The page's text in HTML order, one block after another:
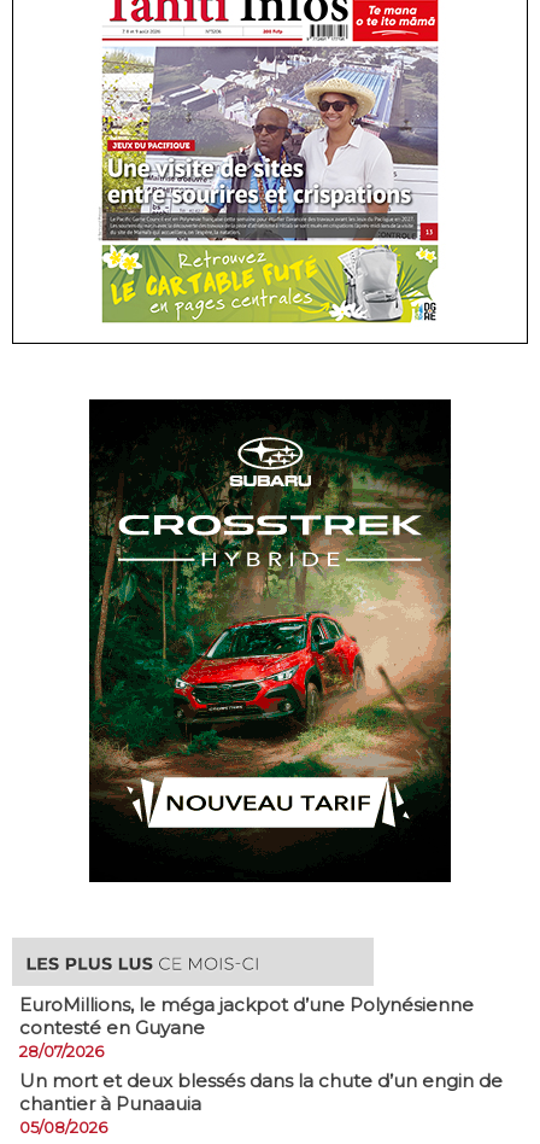
EuroMillions, ​le méga jackpot d’une Polynésienne
contesté en Guyane
28/07/2026
​Un mort et deux blessés dans la chute d’un engin de
chantier à Punaauia
05/08/2026